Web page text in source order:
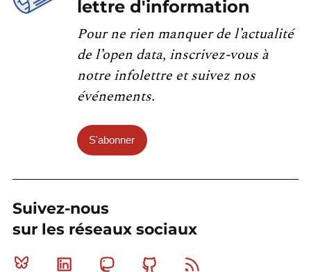
lettre d'information
Pour ne rien manquer de l’actualité
de l’open data, inscrivez-vous à
notre infolettre et suivez nos
événements.
S'abonner
Suivez-nous
sur les réseaux sociaux
Bluesky Linkedin MastodonGithub